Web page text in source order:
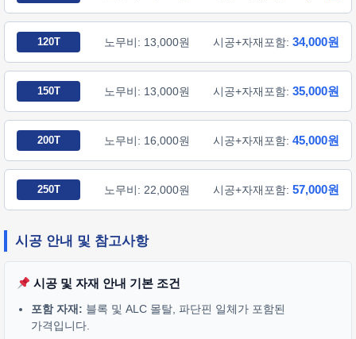
120T 노무비: 13,000원 시공+자재포함: 34,000원
150T 노무비: 13,000원 시공+자재포함: 35,000원
200T 노무비: 16,000원 시공+자재포함: 45,000원
250T 노무비: 22,000원 시공+자재포함: 57,000원
시공 안내 및 참고사항
시공 및 자재 안내 기본 조건
포함 자재: 블록 및 ALC 몰탈, 파단핀 일체가 포함된
가격입니다.